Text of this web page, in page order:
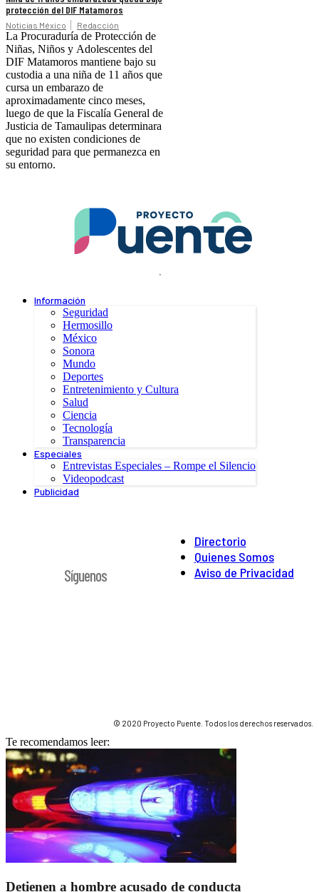
protección del DIF Matamoros
Noticias México Redacción
La Procuraduría de Protección de
Niñas, Niños y Adolescentes del
DIF Matamoros mantiene bajo su
custodia a una niña de 11 años que
cursa un embarazo de
aproximadamente cinco meses,
luego de que la Fiscalía General de
Justicia de Tamaulipas determinara
que no existen condiciones de
seguridad para que permanezca en
su entorno.
.
Información
Seguridad
Hermosillo
México
Sonora
Mundo
Deportes
Entretenimiento y Cultura
Salud
Ciencia
Tecnología
Transparencia
Especiales
Entrevistas Especiales – Rompe el Silencio
Videopodcast
Publicidad
Directorio
Quienes Somos
Aviso de Privacidad
Síguenos
© 2020 Proyecto Puente. Todos los derechos reservados.
Te recomendamos leer:
Detienen a hombre acusado de conducta